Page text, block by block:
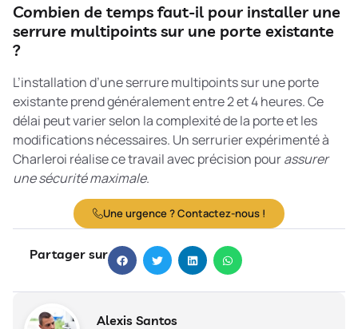
Combien de temps faut-il pour installer une
serrure multipoints sur une porte existante
?
L’installation d’une serrure multipoints sur une porte
existante prend généralement entre 2 et 4 heures. Ce
délai peut varier selon la complexité de la porte et les
modifications nécessaires. Un serrurier expérimenté à
Charleroi réalise ce travail avec précision pourassurer
une sécurité maximale.
Une urgence ? Contactez-nous !
Partager sur
Alexis Santos